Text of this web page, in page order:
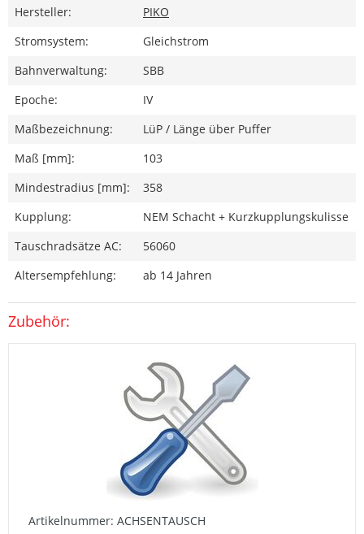
Hersteller:
PIKO
Stromsystem:
Gleichstrom
Bahnverwaltung:
SBB
Epoche:
IV
Maßbezeichnung:
LüP / Länge über Puffer
Maß [mm]:
103
Mindestradius [mm]:
358
Kupplung:
NEM Schacht + Kurzkupplungskulisse
Tauschradsätze AC:
56060
Altersempfehlung:
ab 14 Jahren
Zubehör:
Artikelnummer: ACHSENTAUSCH